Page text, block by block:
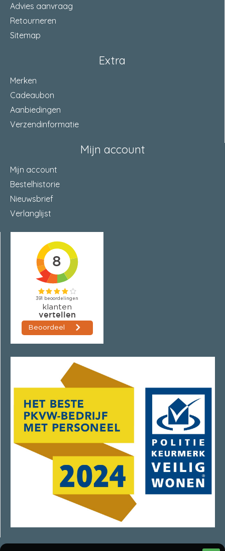
Advies aanvraag
Retourneren
Sitemap
Extra
Merken
Cadeaubon
Aanbiedingen
Verzendinformatie
Mijn account
Mijn account
Bestelhistorie
Nieuwsbrief
Verlanglijst